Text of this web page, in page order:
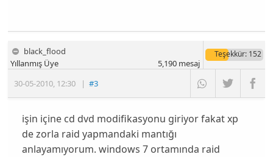
black_flood
30-05-2010, 12:30 |#3
Yıllanmış Üye
Teşekkür: 152
5,190mesaj
işin içine cd dvd modifikasyonu giriyor fakat xp
de zorla raid yapmandaki mantığı
anlayamıyorum. windows 7 ortamında raid